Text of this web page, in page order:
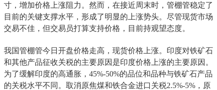
寸，增加价格上涨阻力。然而，在接近周末时，管棚管稳定了
目前的关键支撑水平，形成了明显的上涨势头。尽管现货市场
交易不佳，但交易员打算支持价格，目前持观望态度。
我国管棚管今日开盘价格走高，现货价格上涨。印度对铁矿石
和其他产品征收关税的主要原因是印度价格上涨的主要原因。
为了缓解印度的高通胀，45%-50%的品位和品种与铁矿石产品
的关税水平不同。取消原焦煤和铁合金进口关税2.5%-5%，原